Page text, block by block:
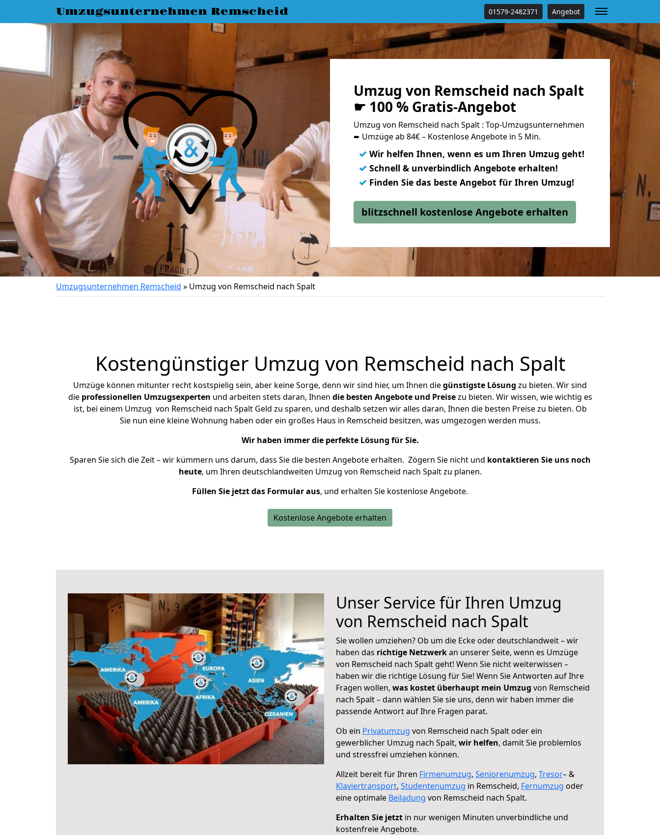
Umzugsunternehmen Remscheid 01579-2482371 Angebot
Umzug von Remscheid nach Spalt
☛ 100 % Gratis-Angebot
Umzug von Remscheid nach Spalt : Top-Umzugsunternehmen
➨ Umzüge ab 84€ – Kostenlose Angebote in 5 Min.
✓ Wir helfen Ihnen, wenn es um Ihren Umzug geht!
✓ Schnell & unverbindlich Angebote erhalten!
✓ Finden Sie das beste Angebot für Ihren Umzug!
blitzschnell kostenlose Angebote erhalten
Umzugsunternehmen Remscheid » Umzug von Remscheid nach Spalt
Kostengünstiger Umzug von Remscheid nach Spalt
Umzüge können mitunter recht kostspielig sein, aber keine Sorge, denn wir sind hier, um Ihnen diegünstigste Lösung zu bieten. Wir sind
die professionellen Umzugsexperten und arbeiten stets daran, Ihnen die besten Angebote und Preisezu bieten. Wir wissen, wie wichtig es
ist, bei einem Umzug von Remscheid nach Spalt Geld zu sparen, und deshalb setzen wir alles daran, Ihnen die besten Preise zu bieten. Ob
Sie nun eine kleine Wohnung haben oder ein großes Haus in Remscheid besitzen, was umgezogen werden muss.
Wir haben immer die perfekte Lösung für Sie.
Sparen Sie sich die Zeit – wir kümmern uns darum, dass Sie die besten Angebote erhalten. Zögern Sie nicht und kontaktieren Sie uns noch
heute, um Ihren deutschlandweiten Umzug von Remscheid nach Spalt zu planen.
Füllen Sie jetzt das Formular aus, und erhalten Sie kostenlose Angebote.
Kostenlose Angebote erhalten
Unser Service für Ihren Umzug
von Remscheid nach Spalt
Sie wollen umziehen? Ob um die Ecke oder deutschlandweit – wir
haben das richtige Netzwerkan unserer Seite, wenn es Umzüge
von Remscheid nach Spalt geht! Wenn Sie nicht weiterwissen –
haben wir die richtige Lösung für Sie! Wenn Sie Antworten auf Ihre
Fragen wollen, was kostet überhaupt mein Umzug von Remscheid
nach Spalt – dann wählen Sie sie uns, denn wir haben immer die
passende Antwort auf Ihre Fragen parat.
Ob ein Privatumzug von Remscheid nach Spalt oder ein
gewerblicher Umzug nach Spalt, wir helfen, damit Sie problemlos
und stressfrei umziehen können.
Allzeit bereit für Ihren Firmenumzug, Seniorenumzug, Tresor– &
Klaviertransport, Studentenumzug in Remscheid, Fernumzug oder
eine optimale Beiladung von Remscheid nach Spalt.
Erhalten Sie jetzt in nur wenigen Minuten unverbindliche und
kostenfreie Angebote.